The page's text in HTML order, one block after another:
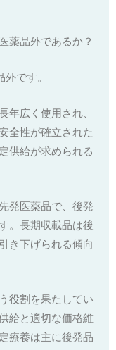
薬品外であるか？
です。
年広く使用され、
全性が確立された
供給が求められる
発医薬品で、後発
。長期収載品は後
き下げられる傾向
役割を果たしてい
給と適切な価格維
療養は主に後発品